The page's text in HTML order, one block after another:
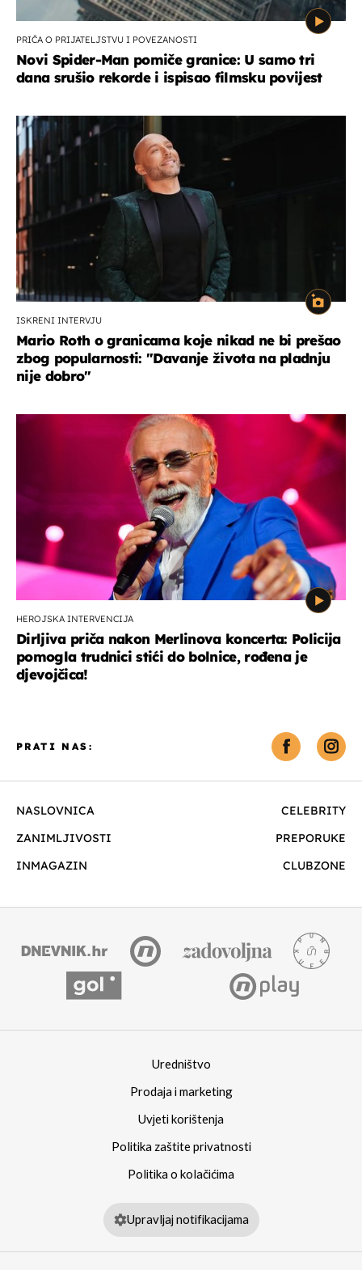
PRIČA O PRIJATELJSTVU I POVEZANOSTI
Novi Spider-Man pomiče granice: U samo tri
dana srušio rekorde i ispisao filmsku povijest
ISKRENI INTERVJU
Mario Roth o granicama koje nikad ne bi prešao
zbog popularnosti: "Davanje života na pladnju
nije dobro"
HEROJSKA INTERVENCIJA
Dirljiva priča nakon Merlinova koncerta: Policija
pomogla trudnici stići do bolnice, rođena je
djevojčica!
NASLOVNICA
CELEBRITY
ZANIMLJIVOSTI
PREPORUKE
INMAGAZIN
CLUBZONE
PRATI NAS:
Uredništvo
Prodaja i marketing
Uvjeti korištenja
Politika zaštite privatnosti
Politika o kolačićima
Upravljaj notifikacijama